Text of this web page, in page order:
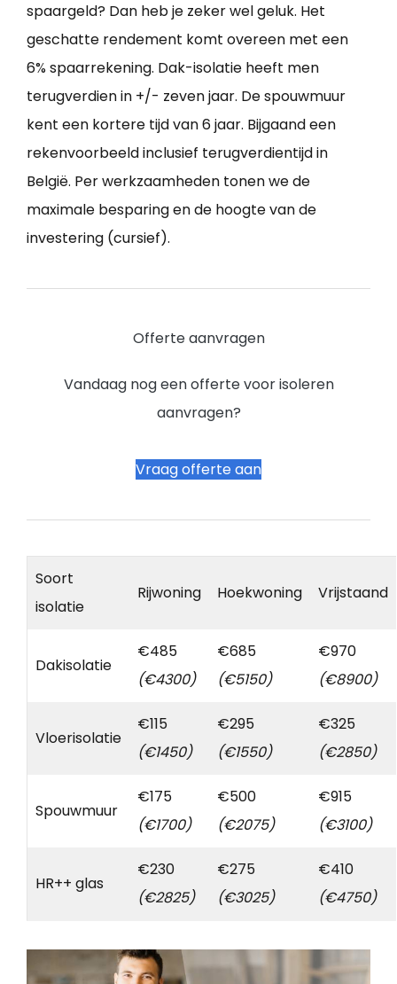
spaargeld? Dan heb je zeker wel geluk. Het
geschatte rendement komt overeen met een
6% spaarrekening. Dak-isolatie heeft men
terugverdien in +/- zeven jaar. De spouwmuur
kent een kortere tijd van 6 jaar. Bijgaand een
rekenvoorbeeld inclusief terugverdientijd in
België. Per werkzaamheden tonen we de
maximale besparing en de hoogte van de
investering (cursief).
Offerte aanvragen
Vandaag nog een offerte voor isoleren
aanvragen?
Vraag offerte aan
Soort
isolatie
Rijwoning Hoekwoning Vrijstaand
Dakisolatie
€485
(€4300)
€685
(€5150)
€970
(€8900)
Vloerisolatie
€115
(€1450)
€295
(€1550)
€325
(€2850)
Spouwmuur
€175
(€1700)
€500
(€2075)
€915
(€3100)
HR++ glas
€230
(€2825)
€275
(€3025)
€410
(€4750)